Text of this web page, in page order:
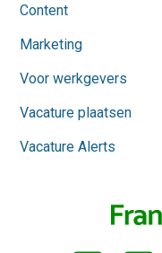
Content
Marketing
Voor werkgevers
Vacature plaatsen
Vacature Alerts